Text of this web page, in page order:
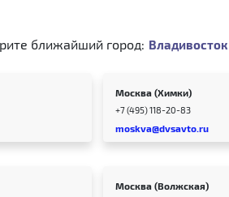
ближайший город: Владивосток
Москва (Химки)
+7 (495) 118-20-83
moskva@dvsavto.ru
Москва (Волжская)